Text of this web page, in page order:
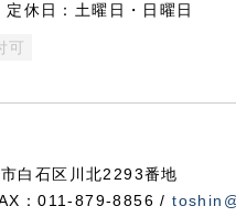
休日：土曜日・日曜日
可
白石区川北2293番地
：011-879-8856 /